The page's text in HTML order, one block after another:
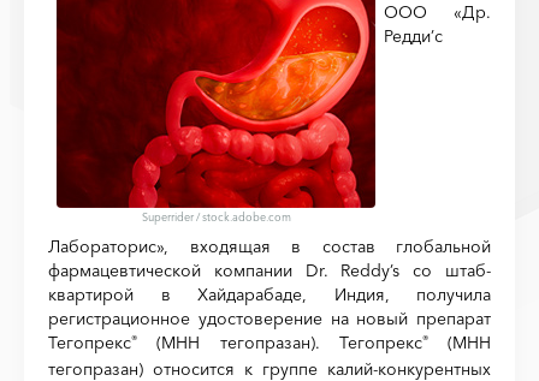
Superrider/stock.adobe.com
ООО «Др.
Редди’с
Лабораторис», входящая в состав глобальной
фармацевтической компании Dr. Reddy’s со штаб-
квартирой в Хайдарабаде, Индия, получила
регистрационное удостоверение на новый препарат
Тегопрекс® (МНН тегопразан). Тегопрекс®(МНН
тегопразан) относится к группе калий-конкурентных